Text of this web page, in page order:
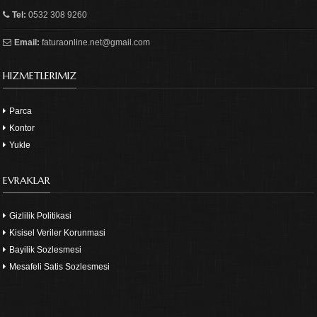
Tel: 0532 308 9260
Email: faturaonline.net@gmail.com
HIZMETLERIMIZ
Parca
Kontor
Yukle
EVRAKLAR
Gizlilik Politikasi
Kisisel Veriler Korunmasi
Bayilik Sozlesmesi
Mesafeli Satis Sozlesmesi